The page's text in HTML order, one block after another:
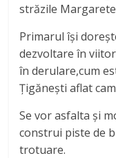
străzile
Primarul își
dezvoltare în
în derulare,cum
Țigănești aflat
Se vor asfalta și
construi piste de
trotuare.